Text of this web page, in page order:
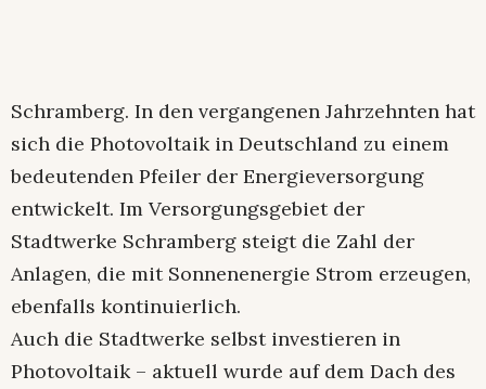
Schramberg. In den vergangenen Jahrzehnten hat
sich die Photovoltaik in Deutschland zu einem
bedeutenden Pfeiler der Energieversorgung
entwickelt. Im Versorgungsgebiet der
Stadtwerke Schramberg steigt die Zahl der
Anlagen, die mit Sonnenenergie Strom erzeugen,
ebenfalls kontinuierlich.
Auch die Stadtwerke selbst investieren in
Photovoltaik – aktuell wurde auf dem Dach des